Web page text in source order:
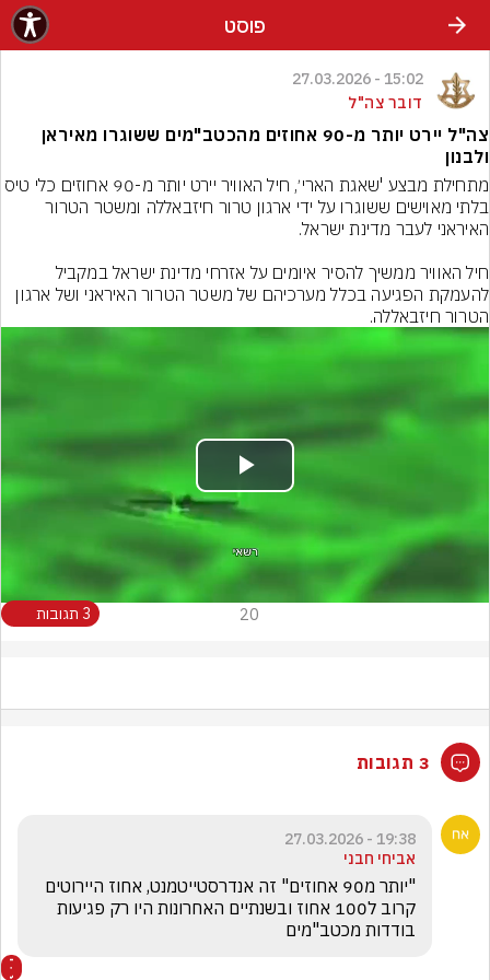
פוסט
15:02 - 27.03.2026
דובר צה"ל
צה"ל יירט יותר מ-90 אחוזים מהכטב"מים ששוגרו מאיראן
ולבנון
בלתי מאוישים ששוגרו על ידי ארגון טרור חיזבאללה ומשטר הטרור
הטרור חיזבאללה.
Play
Video
20 3 תגובות
3 תגובות
19:38 - 27.03.2026
אביחי חבני
בודדות מכטב"מים